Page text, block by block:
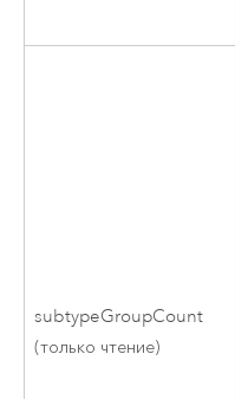
subtypeGroupCount
(только чтение)